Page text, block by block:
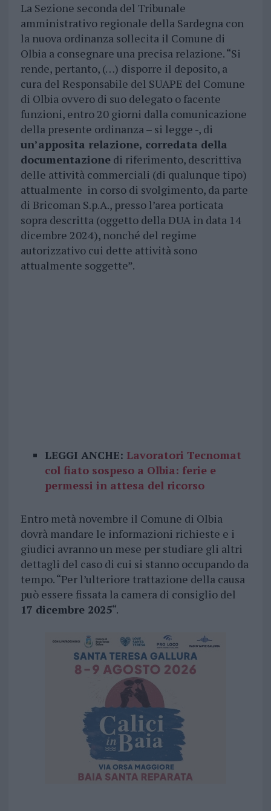
La Sezione seconda del Tribunale
amministrativo regionale della Sardegna con
la nuova ordinanza sollecita il Comune di
Olbia a consegnare una precisa relazione. “Si
rende, pertanto, (…) disporre il deposito, a
cura del Responsabile del SUAPE del Comune
di Olbia ovvero di suo delegato o facente
funzioni, entro 20 giorni dalla comunicazione
della presente ordinanza – si legge -, di
un’apposita relazione, corredata della
documentazionedi riferimento, descrittiva
delle attività commerciali (di qualunque tipo)
attualmente in corso di svolgimento, da parte
di Bricoman S.p.A., presso l’area porticata
sopra descritta (oggetto della DUA in data 14
dicembre 2024), nonché del regime
autorizzativo cui dette attività sono
attualmente soggette”.
LEGGI ANCHE: Lavoratori Tecnomat
col fiato sospeso a Olbia: ferie e
permessi in attesa del ricorso
Entro metà novembre il Comune di Olbia
dovrà mandare le informazioni richieste e i
giudici avranno un mese per studiare gli altri
dettagli del caso di cui si stanno occupando da
tempo. “Per l’ulteriore trattazione della causa
può essere fissata la camera di consiglio del
17 dicembre 2025“.